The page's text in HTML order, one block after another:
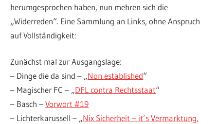
herumgesprochen haben, nun mehren sich die
„Widerreden“. Eine Sammlung an Links, ohne Anspruch
auf Vollständigkeit:
Zunächst mal zur Ausgangslage:
– Dinge die da sind – „Non established“
– Magischer FC – „DFL contra Rechtsstaat“
– Basch –Vorwort #19
– Lichterkarussell – „Nix Sicherheit – it’s Vermarktung,